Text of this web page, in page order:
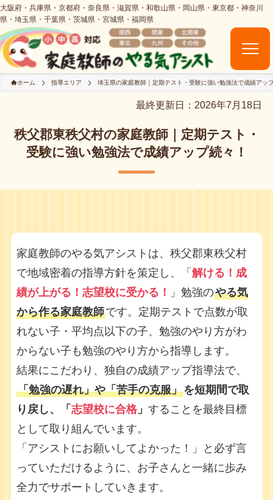
ホーム 指導エリア 埼玉県の家庭教師｜定期テスト・受験に強い勉強法で成績アッ
最終更新日：2026年7月18日
秩父郡東秩父村の家庭教師｜定期テスト・
受験に強い勉強法で成績アップ続々！
家庭教師のやる気アシストは、秩父郡東秩父村
で地域密着の指導方針を策定し、「 解ける！成
績が上がる！志望校に受かる！
」勉強のやる気
から作る家庭教師です。定期テストで点数が取
れない子・平均点以下の子、勉強のやり方がわ
からない子も勉強のやり方から指導します。
結果にこだわり、独自の成績アップ指導法で、
「勉強の遅れ」や「苦手の克服」を短期間で取
り戻し、「 志望校に合格」 することを最終目標
として取り組んでいます。
「アシストにお願いしてよかった！」と必ず言
っていただけるように、お子さんと一緒に歩み
全力でサポートしていきます。